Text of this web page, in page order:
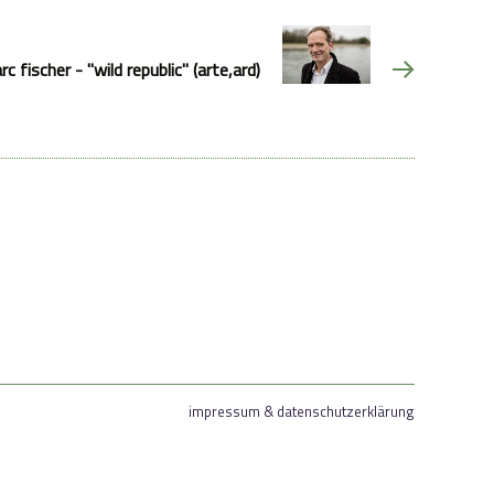
fischer - "wild republic" (arte,ard)
impressum & datenschutzerklärung